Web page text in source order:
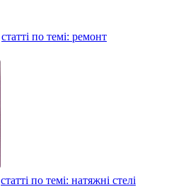
статті по темі: ремонт
статті по темі: натяжні стелі